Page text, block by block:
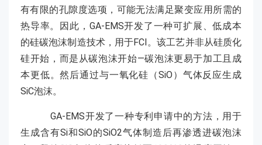
有有限的孔隙度选项，可能无法满足聚变应用所需的
热导率。因此，GA-EMS开发了一种可扩展、低成本
的硅碳泡沫制造技术，用于FCI。该工艺并非从硅质化
硅开始，而是从碳泡沫开始—碳泡沫更易于加工且成
本更低。然后通过与一氧化硅（SiO）气体反应生成
SiC泡沫。
GA-EMS开发了一种专利申请中的方法，用于
生成含有Si和SiO的SiO2气体制造后再渗透进碳泡沫